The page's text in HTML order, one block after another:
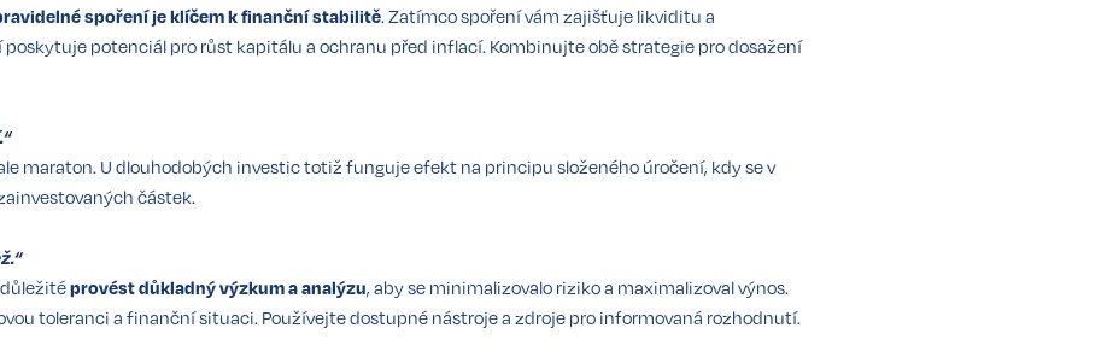
spoření je klíčem k finanční stabilitě.Zatímco spoření vám zajišťuje likviditu a
potenciál pro růst kapitálu a ochranu před inflací.Kombinujte obě strategie pro dosažení
maraton.U dlouhodobých investic totiž funguje efekt na principu složeného úročení, kdy se v
částek.
provést důkladný výzkum a analýzu, aby se minimalizovalo riziko a maximalizoval výnos.
toleranci a finanční situaci. Používejte dostupné nástroje a zdroje pro informovaná rozhodnutí.